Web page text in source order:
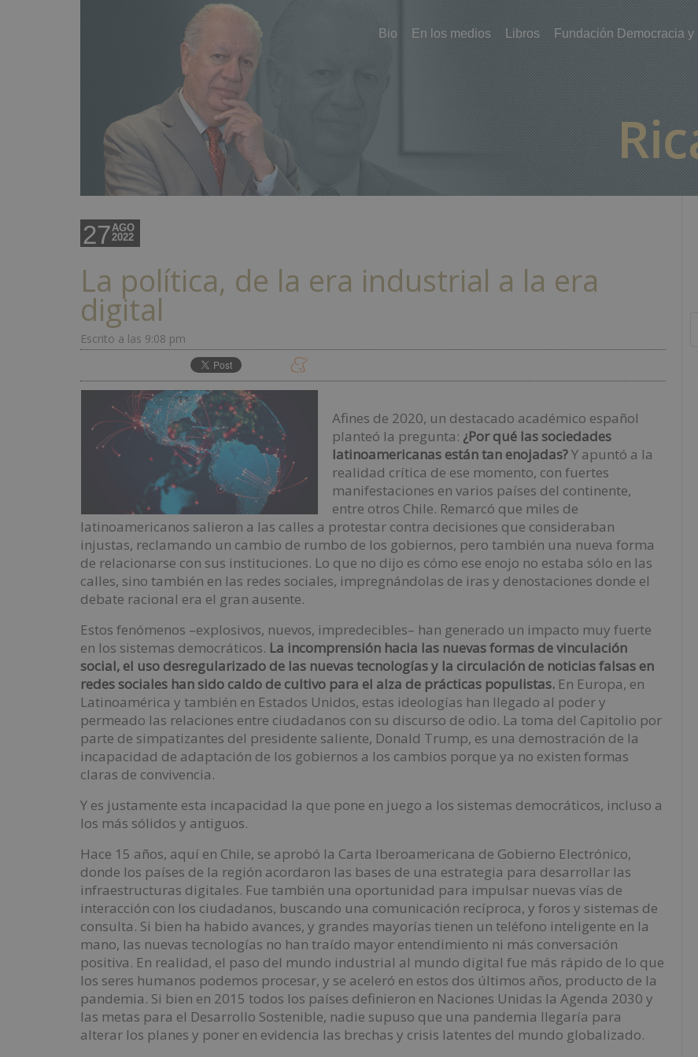
Bio En los medios Libros Fundación Democracia y
27AGO
2022
La política, de la era industrial a la era
digital
Escrito a las 9:08 pm
Afines de 2020, un destacado académico español
planteó la pregunta: ¿Por qué las sociedades
latinoamericanas están tan enojadas?Y apuntó a la
realidad crítica de ese momento, con fuertes
manifestaciones en varios países del continente,
entre otros Chile. Remarcó que miles de
latinoamericanos salieron a las calles a protestar contra decisiones que consideraban
injustas, reclamando un cambio de rumbo de los gobiernos, pero también una nueva forma
de relacionarse con sus instituciones. Lo que no dijo es cómo ese enojo no estaba sólo en las
calles, sino también en las redes sociales, impregnándolas de iras y denostaciones donde el
debate racional era el gran ausente.
Estos fenómenos –explosivos, nuevos, impredecibles– han generado un impacto muy fuerte
en los sistemas democráticos. La incomprensión hacia las nuevas formas de vinculación
social, el uso desregularizado de las nuevas tecnologías y la circulación de noticias falsas en
redes sociales han sido caldo de cultivo para el alza de prácticas populistas. En Europa, en
Latinoamérica y también en Estados Unidos, estas ideologías han llegado al poder y
permeado las relaciones entre ciudadanos con su discurso de odio. La toma del Capitolio por
parte de simpatizantes del presidente saliente, Donald Trump, es una demostración de la
incapacidad de adaptación de los gobiernos a los cambios porque ya no existen formas
claras de convivencia.
Y es justamente esta incapacidad la que pone en juego a los sistemas democráticos, incluso a
los más sólidos y antiguos.
Hace 15 años, aquí en Chile, se aprobó la Carta Iberoamericana de Gobierno Electrónico,
donde los países de la región acordaron las bases de una estrategia para desarrollar las
infraestructuras digitales. Fue también una oportunidad para impulsar nuevas vías de
interacción con los ciudadanos, buscando una comunicación recíproca, y foros y sistemas de
consulta. Si bien ha habido avances, y grandes mayorías tienen un teléfono inteligente en la
mano, las nuevas tecnologías no han traído mayor entendimiento ni más conversación
positiva. En realidad, el paso del mundo industrial al mundo digital fue más rápido de lo que
los seres humanos podemos procesar, y se aceleró en estos dos últimos años, producto de la
pandemia. Si bien en 2015 todos los países definieron en Naciones Unidas la Agenda 2030 y
las metas para el Desarrollo Sostenible, nadie supuso que una pandemia llegaría para
alterar los planes y poner en evidencia las brechas y crisis latentes del mundo globalizado.